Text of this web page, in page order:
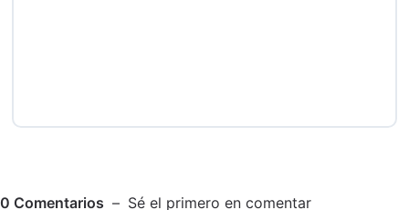
0 Comentarios Sé el primero en comentar